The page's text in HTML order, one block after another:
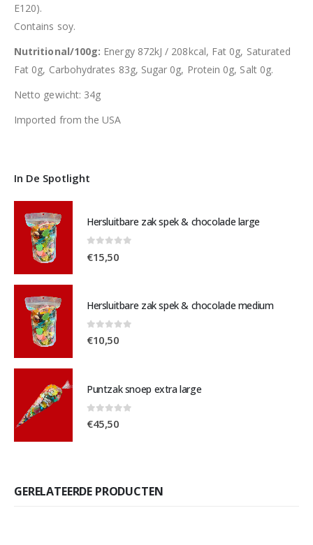
E120).
Contains soy.
Nutritional/100g: Energy 872kJ / 208kcal, Fat 0g, Saturated
Fat 0g, Carbohydrates 83g, Sugar 0g, Protein 0g, Salt 0g.
Netto gewicht: 34g
Imported from the USA
In De Spotlight
Hersluitbare zak spek & chocolade large
€15,50
Hersluitbare zak spek & chocolade medium
0out of 5
€10,50
Puntzak snoep extra large
0out of 5
€45,50
GERELATEERDE PRODUCTEN